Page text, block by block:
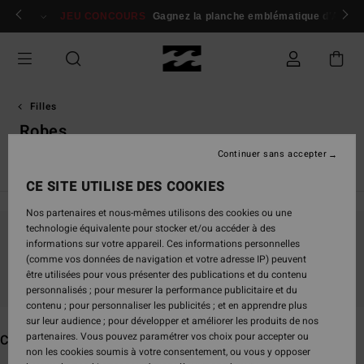
Passez
sélection
produits
Se connecter / s'inscrire
JEU CONCOURS Gagnez la planche emblématique d'Andy
Filles
Robes
Ne partez pas trop loin, nos produits seront
bientôt de retour
Ces produits pourraient vous plaire
CE SITE UTILISE DES COOKIES
Nos partenaires et nous-mêmes utilisons des cookies ou une
technologie équivalente pour stocker et/ou accéder à des
informations sur votre appareil. Ces informations personnelles
(comme vos données de navigation et votre adresse IP) peuvent
être utilisées pour vous présenter des publications et du contenu
personnalisés ; pour mesurer la performance publicitaire et du
contenu ; pour personnaliser les publicités ; et en apprendre plus
sur leur audience ; pour développer et améliorer les produits de nos
partenaires. Vous pouvez paramétrer vos choix pour accepter ou
non les cookies soumis à votre consentement, ou vous y opposer
Continuer sans accepter